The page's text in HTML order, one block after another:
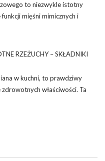
to niezwykle istotny
mięśni mimicznych i
RZEŻUCHY – SKŁADNIKI
w kuchni, to prawdziwy
właściwości. Ta